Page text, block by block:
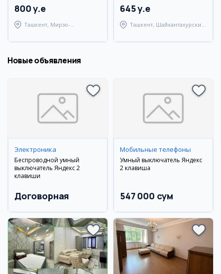
800 y.e
Ташкент, Мирзо-
645 y.e
Ташкент, Шайхантахурский
Новые объявления
Электроника
Беспроводной умный
выключатель Яндекс 2
клавиши
Договорная
Мобильные телефоны
Умный выключатель Яндекс
2 клавиша
547 000 сум